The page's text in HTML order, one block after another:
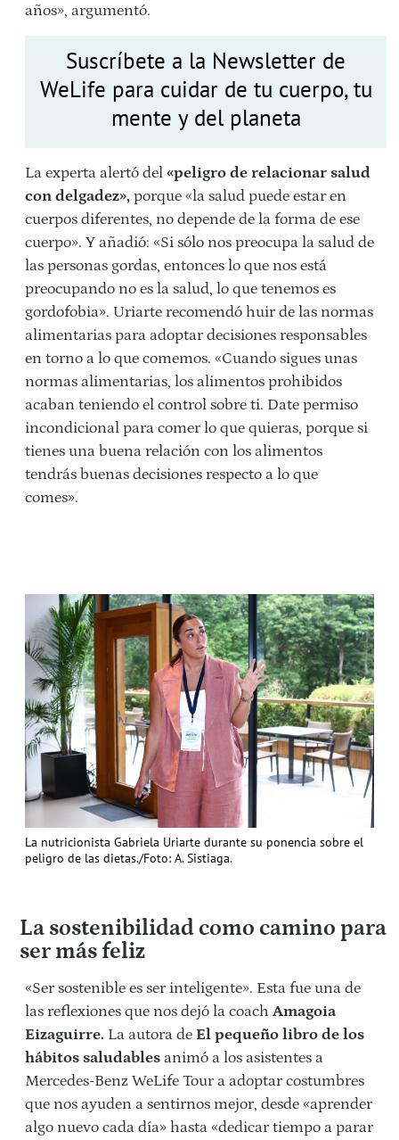
años», argumentó.
Suscríbete a la Newsletter de
WeLife para cuidar de tu cuerpo, tu
mente y del planeta
La experta alertó del «peligro de relacionar salud
con delgadez», porque «la salud puede estar en
cuerpos diferentes, no depende de la forma de ese
cuerpo». Y añadió: «Si sólo nos preocupa la salud de
las personas gordas, entonces lo que nos está
preocupando no es la salud, lo que tenemos es
gordofobia». Uriarte recomendó huir de las normas
alimentarias para adoptar decisiones responsables
en torno a lo que comemos. «Cuando sigues unas
normas alimentarias, los alimentos prohibidos
acaban teniendo el control sobre ti. Date permiso
incondicional para comer lo que quieras, porque si
tienes una buena relación con los alimentos
tendrás buenas decisiones respecto a lo que
comes».
La nutricionista Gabriela Uriarte durante su ponencia sobre el
peligro de las dietas./Foto: A. Sistiaga.
La sostenibilidad como camino para
ser más feliz
«Ser sostenible es ser inteligente». Esta fue una de
las reflexiones que nos dejó la coach Amagoia
Eizaguirre. La autora de El pequeño libro de los
hábitos saludables animó a los asistentes a
Mercedes-Benz WeLife Tour a adoptar costumbres
que nos ayuden a sentirnos mejor, desde «aprender
algo nuevo cada día» hasta «dedicar tiempo a parar